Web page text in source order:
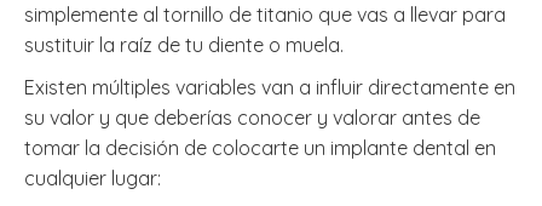
simplemente al tornillo de titanio que vas a llevar para
sustituir la raíz de tu diente o muela.
Existen múltiples variables van a influir directamente en
su valor y que deberías conocer y valorar antes de
tomar la decisión de colocarte un implante dental en
cualquier lugar: